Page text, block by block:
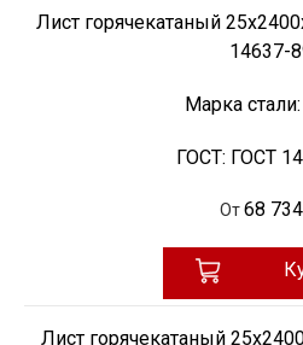
Лист горячекатаный
14637-
Марка стали:
ГОСТ: ГОСТ
От68
Лист горячекатаный